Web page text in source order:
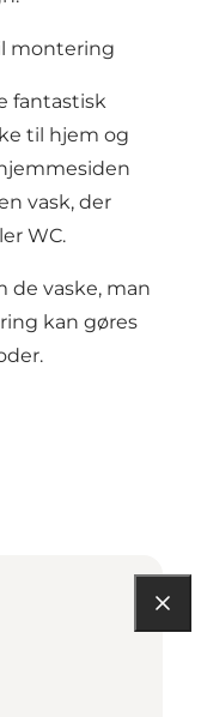
montering
fantastisk
til hjem og
vask, der
WC.
de vaske, man
kan gøres